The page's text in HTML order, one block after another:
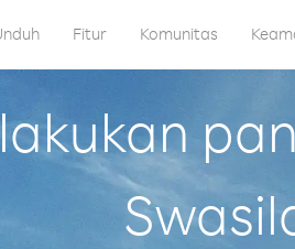
Fitur Komunitas